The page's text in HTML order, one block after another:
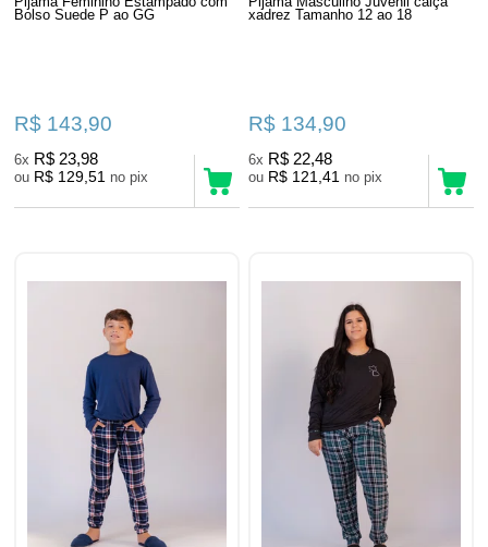
Bolso Suede P ao GG
R$ 143,90
6x R$ 23,98
ou R$ 129,51 no pix
xadrez Tamanho 12 ao 18
R$ 134,90
6x R$ 22,48
ou R$ 121,41 no pix